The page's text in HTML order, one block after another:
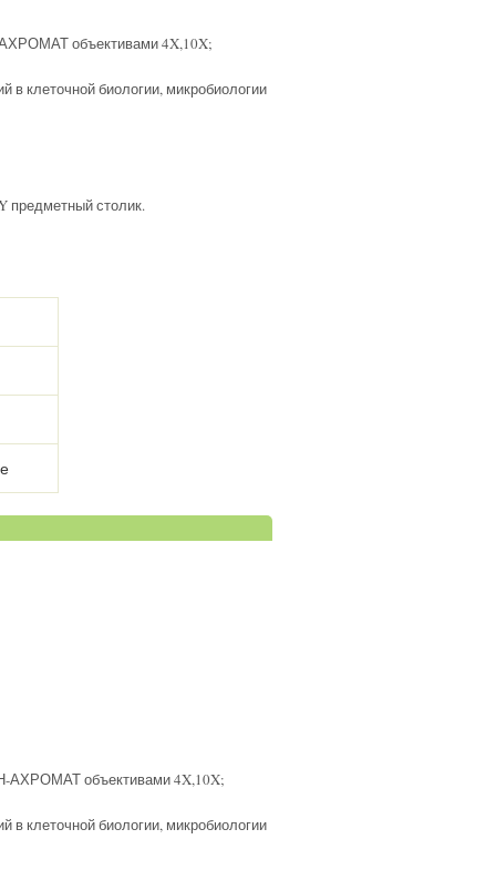
объективами 4X,10X;
клеточной биологии, микробиологии
предметный столик.
АХРОМАТ объективами 4X,10X;
клеточной биологии, микробиологии